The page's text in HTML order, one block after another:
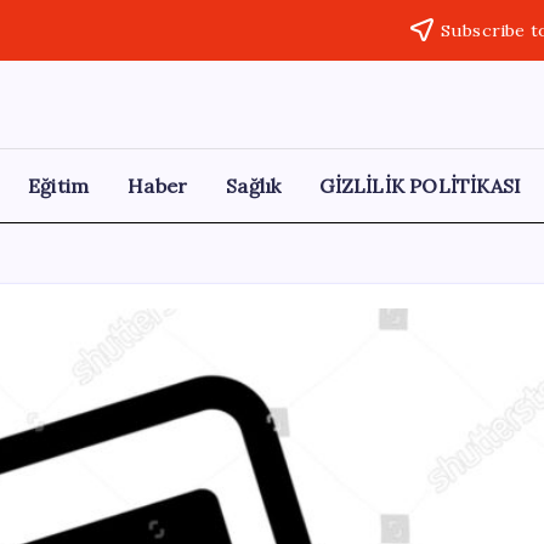
Subscribe
Eğitim Haber Sağlık GİZLİLİK POLİTİKASI